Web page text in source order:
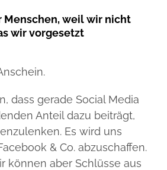
Menschen, weil wir nicht
wir vorgesetzt
dass gerade Social Media
Anteil dazu beiträgt,
Es wird uns
& Co. abzuschaffen.
können aber Schlüsse aus